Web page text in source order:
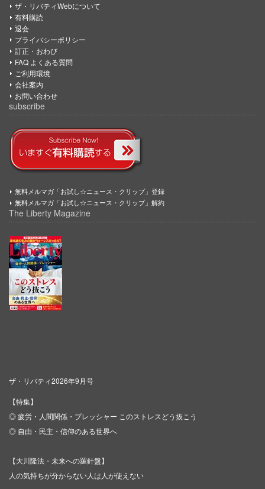
ザ・リバティWebについて
有料購読
退会
プライバシーポリシー
訂正・おわび
FAQ よくある質問
ご利用環境
会社案内
お問い合わせ
subscribe
無料メルマガ「お試し☆ニュース・クリップ」登録
無料メルマガ「お試し☆ニュース・クリップ」解約
The Liberty Magazine
ザ・リバティ2026年9月号
【特集】
◎ 疲労・人間関係・プレッシャー このストレスどう抜こう
◎ 自由・民主・信仰のある世界へ
【大川隆法・未来への羅針盤】
人の気持ちが分からない人は人が使えない